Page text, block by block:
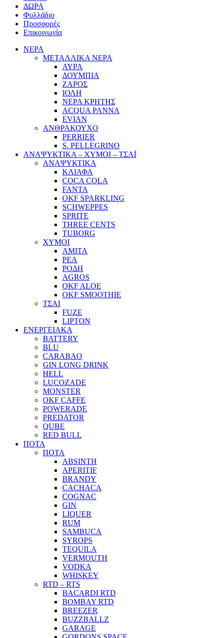
ΔΩΡΑ
Φυλλάδιο
Προσφορές
Επικοινωνία
ΝΕΡΑ
ΜΕΤΑΛΛΙΚΑ ΝΕΡΑ
ΑΥΡΑ
ΔΟΥΜΠΙΑ
ΖΑΡΟΣ
ΙΟΛΗ
ΝΕΡΑ ΚΡΗΤΗΣ
ACQUA PANNA
EVIAN
ΑΝΘΡΑΚΟΥΧΟ
PERRIER
S. PELLEGRINO
ΑΝΑΨΥΚΤΙΚΑ – ΧΥΜΟΙ – ΤΣΑΪ
ΑΝΑΨΥΚΤΙΚΑ
ΚΛΙΑΦΑ
COCA COLA
FANTA
OKF SPARKLING
SCHWEPPES
SPRITE
THREE CENTS
TUBORG
ΧΥΜΟΙ
ΑΜΙΤΑ
ΡΕΑ
ΡΟΔΗ
AGROS
OKF ALOE
OKF SMOOTHIE
ΤΣΑΙ
FUZE
LIPTON
ΕΝΕΡΓΕΙΑΚΑ
BATTERY
BLU
CARABAO
GIN LONG DRINK
HELL
LUCOZADE
MONSTER
OKF CAFFE
POWERADE
PREDATOR
QUBE
RED BULL
ΠΟΤΑ
ΠΟΤΑ
ABSINTH
APERITIF
BRANDY
CACHACA
COGNAC
GIN
LIQUER
RUM
SAMBUCA
SYROPS
TEQUILA
VERMOUTH
VODKA
WHISKEY
RTD – RTS
BACARDI RTD
BOMBAY RTD
BREEZER
BUZZBALLZ
GARAGE